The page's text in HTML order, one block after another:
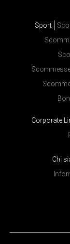
Sport
Corporate
Chi